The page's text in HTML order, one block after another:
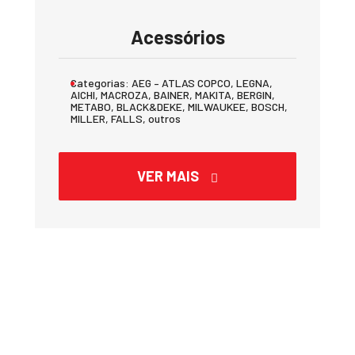
Acessórios
Categorias: AEG – ATLAS COPCO, LEGNA,
AICHI, MACROZA, BAINER, MAKITA, BERGIN,
METABO, BLACK&DEKE, MILWAUKEE, BOSCH,
MILLER, FALLS, outros
VER MAIS